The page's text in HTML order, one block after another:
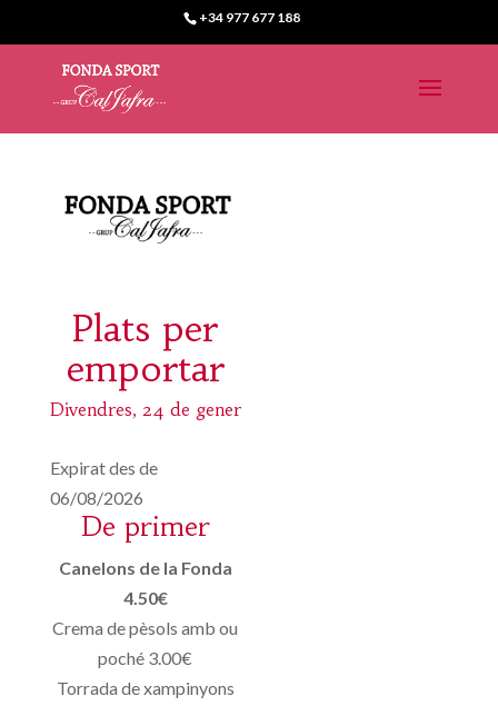
+34 977 677 188
Plats per
emportar
Divendres, 24 de gener
Expirat des de
06/08/2026
De primer
Canelons de la Fonda
4.50€
Crema de pèsols amb ou
poché 3.00€
Torrada de xampinyons